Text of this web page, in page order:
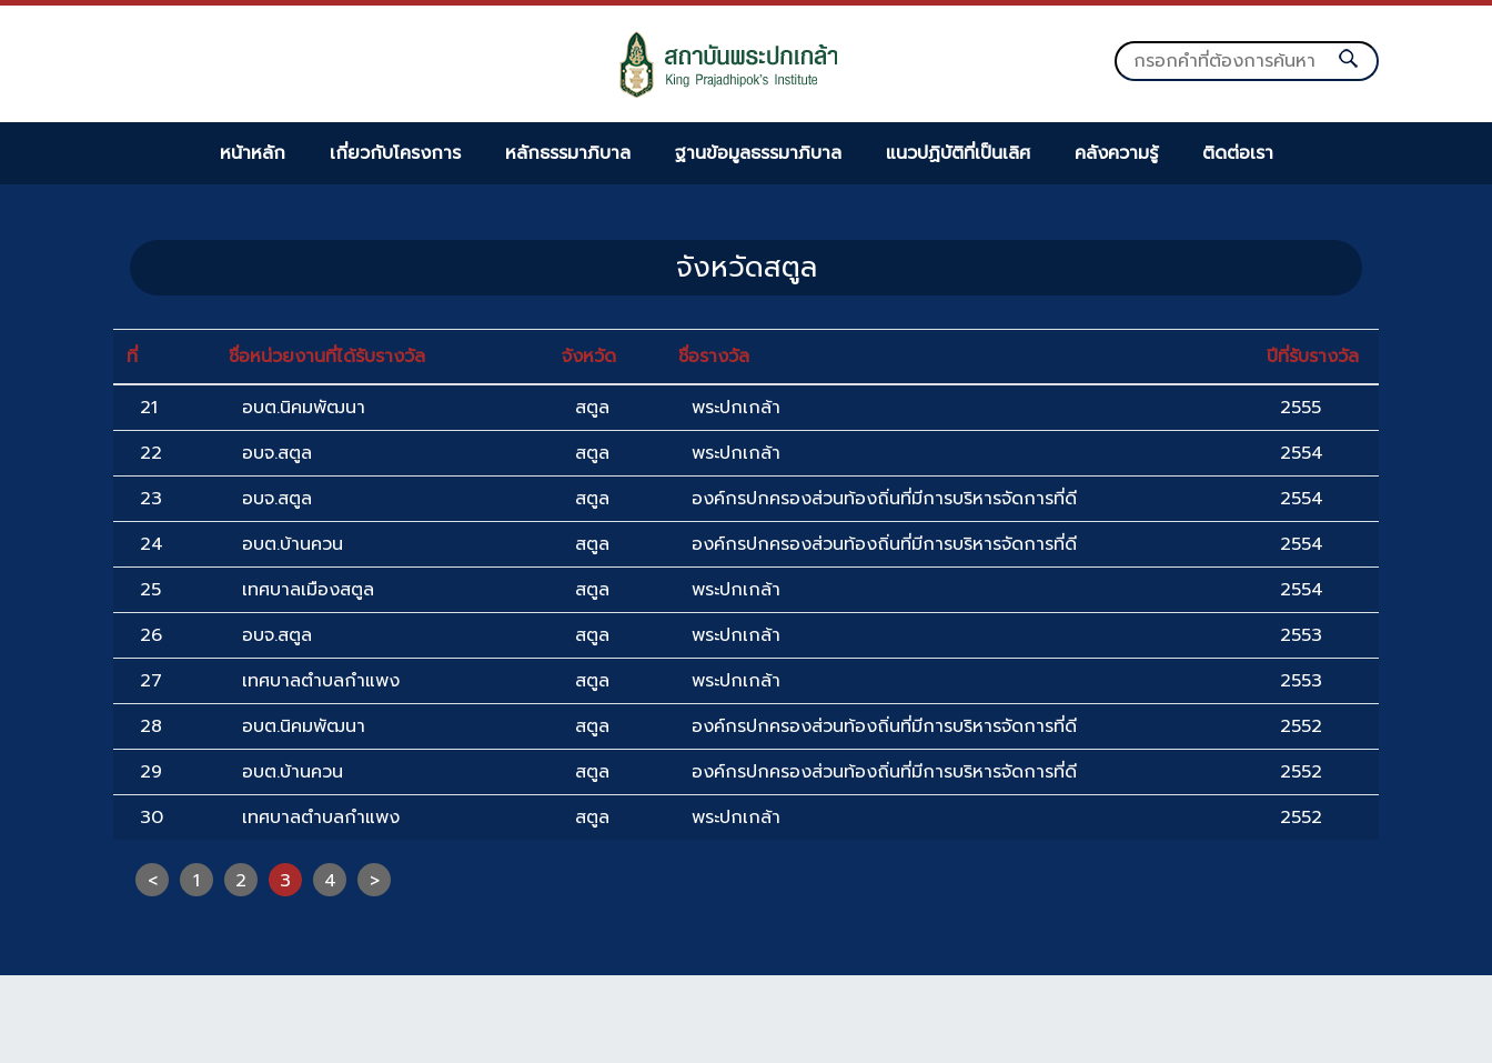
หน้าหลัก เกี่ยวกับโครงการ หลักธรรมาภิบาล ฐานข้อมูลธรรมาภิบาล แนวปฏิบัติที่เป็นเลิศ คลังความรู้ ติดต่อเรา
จังหวัดสตูล
ที่ ชื่อหน่วยงานที่ได้รับรางวัล จังหวัด ชื่อรางวัล
ปีที่รับรางวัล
21
อบต.นิคมพัฒนา สตูล พระปกเกล้า
2555
22
อบจ.สตูล สตูล พระปกเกล้า
2554
23
อบจ.สตูล สตูล องค์กรปกครองส่วนท้องถิ่นที่มีการบริหารจัดการที่ดี
2554
24
อบต.บ้านควน สตูล องค์กรปกครองส่วนท้องถิ่นที่มีการบริหารจัดการที่ดี
2554
25
เทศบาลเมืองสตูล สตูล พระปกเกล้า
2554
26
อบจ.สตูล สตูล พระปกเกล้า
2553
27
เทศบาลตำบลกำแพง สตูล พระปกเกล้า
2553
28
อบต.นิคมพัฒนา สตูล องค์กรปกครองส่วนท้องถิ่นที่มีการบริหารจัดการที่ดี
2552
29
อบต.บ้านควน สตูล องค์กรปกครองส่วนท้องถิ่นที่มีการบริหารจัดการที่ดี
2552
30
เทศบาลตำบลกำแพง สตูล พระปกเกล้า 2552
< 1 2 3 4 >